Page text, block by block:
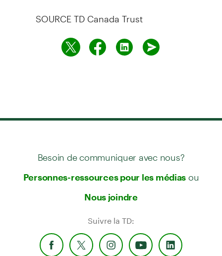
SOURCE TD Canada Trust
Besoin de communiquer avec nous?
Personnes-ressources pour les médias ou
Nous joindre
Suivre la TD: